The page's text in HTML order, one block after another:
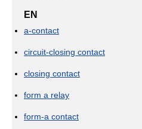
EN
a-contact
circuit-closing contact
closing contact
form a relay
form-a contact